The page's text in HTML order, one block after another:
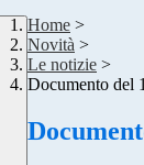
Home >
Novità >
Le notizie >
Documento del